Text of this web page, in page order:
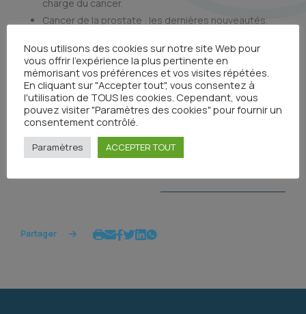
charge du cancer.
Cancer de la prostate : les dernières nouveautés.
Laparticipationseragratuiteainsi que lebuffet
dinatoire.
L’inscription resteobligatoire, un QR code est à votre
disposition ainsi qu’une adresse mail :3cnl@orange.fr
Partager
Nous utilisons des cookies sur notre site Web pour
vous offrir l'expérience la plus pertinente en
mémorisant vos préférences et vos visites répétées.
En cliquant sur "Accepter tout", vous consentez à
l'utilisation de TOUS les cookies. Cependant, vous
pouvez visiter "Paramètres des cookies" pour fournir un
consentement contrôlé.
Paramètres ACCEPTER TOUT